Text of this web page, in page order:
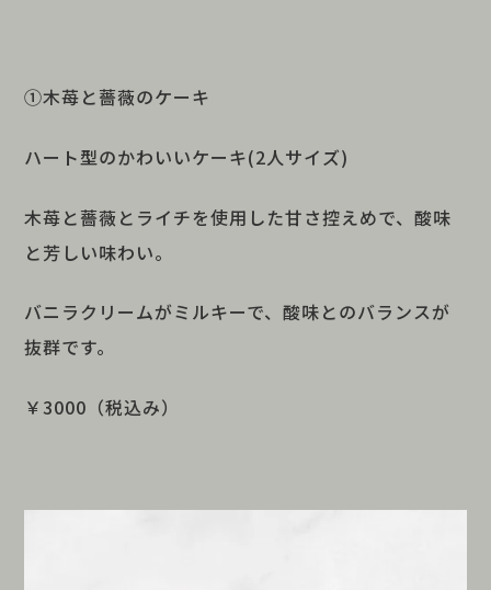
①木苺と薔薇のケーキ
ハート型のかわいいケーキ(2人サイズ)
木苺と薔薇とライチを使用した甘さ控えめで、酸味
と芳しい味わい。
バニラクリームがミルキーで、酸味とのバランスが
抜群です。
￥3000（税込み）